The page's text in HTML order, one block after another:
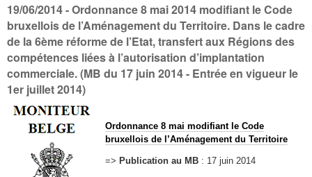
19/06/2014- Ordonnance 8 mai 2014 modifiant le Code
bruxellois de l’Aménagement du Territoire. Dans le cadre
de la 6ème réforme de l’Etat, transfert aux Régions des
compétences liées à l’autorisation d’implantation
commerciale. (MB du 17 juin 2014 - Entrée en vigueur le
1er juillet 2014)
Ordonnance 8 mai modifiant le Code
bruxellois de l’Aménagement du Territoire
=> Publication au MB: 17 juin 2014